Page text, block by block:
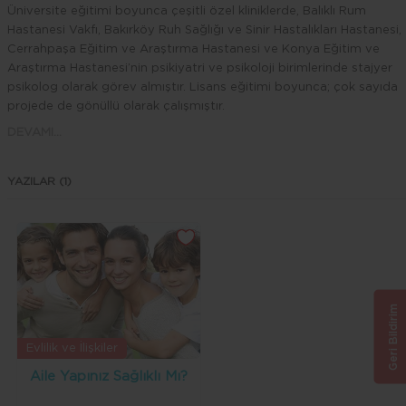
Üniversite eğitimi boyunca çeşitli özel kliniklerde, Balıklı Rum
Hastanesi Vakfı, Bakırköy Ruh Sağlığı ve Sinir Hastalıkları Hastanesi,
Cerrahpaşa Eğitim ve Araştırma Hastanesi ve Konya Eğitim ve
Araştırma Hastanesi’nin psikiyatri ve psikoloji birimlerinde stajyer
psikolog olarak görev almıştır. Lisans eğitimi boyunca; çok sayıda
projede de gönüllü olarak çalışmıştır.
asistan psikolog olarak görev almıştır.
Danışma Merkezi’nde asistan psikolog olarak görev almıştır.
Çalışma sürecinde Hasan Kalyoncu Üniversitesi ve İstanbul
Üniversitesi tarafından çocuklara ve yetişkinlere yönelik çeşitli tanı
2012 yılında İKÜSEM ile RPDMER tarafından verilen ‘Sosyodrama
Atölyesi’çalışmalarını başarıyla tamamlamıştır.
YAZILAR (1)
Aile Yapınız Sağlıklı Mı?